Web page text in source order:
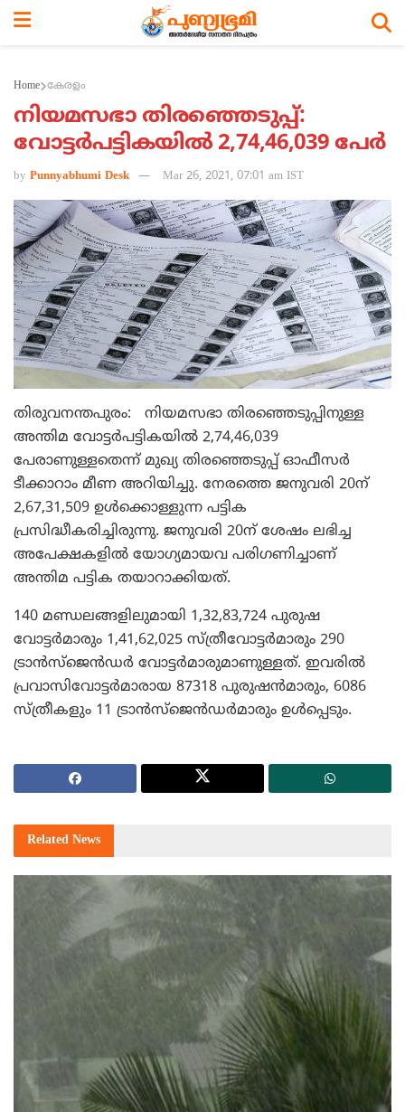
Home കേരളം
നിയമസഭാ തിരഞ്ഞെടുപ്പ്:
വോട്ടർപട്ടികയിൽ 2,74,46,039 പേർ
by Punnyabhumi Desk Mar 26, 2021, 07:01 am IST
തിരുവനന്തപുരം: നിയമസഭാ തിരഞ്ഞെടുപ്പിനുള്ള
അന്തിമ വോട്ടർപട്ടികയിൽ 2,74,46,039
പേരാണുള്ളതെന്ന് മുഖ്യ തിരഞ്ഞെടുപ്പ് ഓഫീസർ
ടീക്കാറാം മീണ അറിയിച്ചു. നേരത്തെ ജനുവരി 20ന്
2,67,31,509 ഉൾക്കൊള്ളുന്ന പട്ടിക
പ്രസിദ്ധീകരിച്ചിരുന്നു. ജനുവരി 20ന് ശേഷം ലഭിച്ച
അപേക്ഷകളിൽ യോഗ്യമായവ പരിഗണിച്ചാണ്
അന്തിമ പട്ടിക തയാറാക്കിയത്.
140 മണ്ഡലങ്ങളിലുമായി 1,32,83,724 പുരുഷ
വോട്ടർമാരും 1,41,62,025 സ്ത്രീവോട്ടർമാരും 290
ട്രാൻസ്ജെൻഡർ വോട്ടർമാരുമാണുള്ളത്. ഇവരിൽ
പ്രവാസിവോട്ടർമാരായ 87318 പുരുഷൻമാരും, 6086
സ്ത്രീകളും 11 ട്രാൻസ്ജെൻഡർമാരും ഉൾപ്പെടും.
Related News